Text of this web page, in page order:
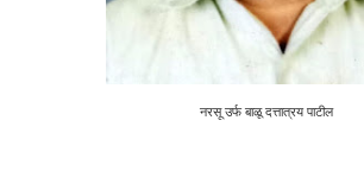
नरसू उर्फ बाळू दत्तात्रय पाटील